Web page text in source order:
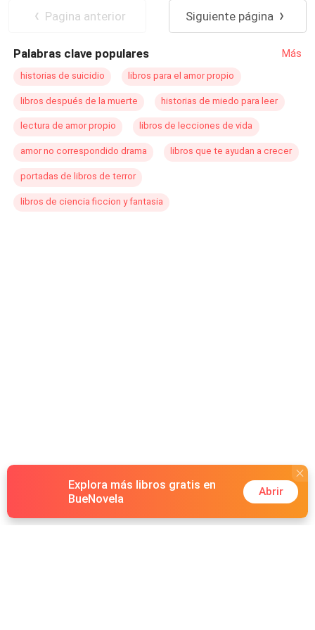
también, el aprecio de ese demonio, por esa humana, al
vez de verla como una simple humana, la veía como algo
más, se molestaba cuando pretendientes intentaban
demonio amarla? Y más aya de eso ella ¿le
correspondería? o se alejaría de él, como él le pedía
Pagina anterior Siguiente página
Palabras clave populares Más
historias de suicidio libros para el amor propio
libros después de la muerte historias de miedo para leer
lectura de amor propio libros de lecciones de vida
amor no correspondido drama libros que te ayudan a crecer
portadas de libros de terror
libros de ciencia ficcion y fantasia
Explora más libros gratis en
BueNovela
Abrir